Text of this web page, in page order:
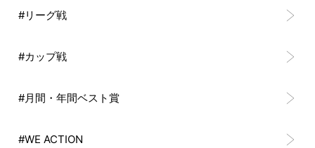
#リーグ戦
#カップ戦
#月間・年間ベスト賞
#WE ACTION